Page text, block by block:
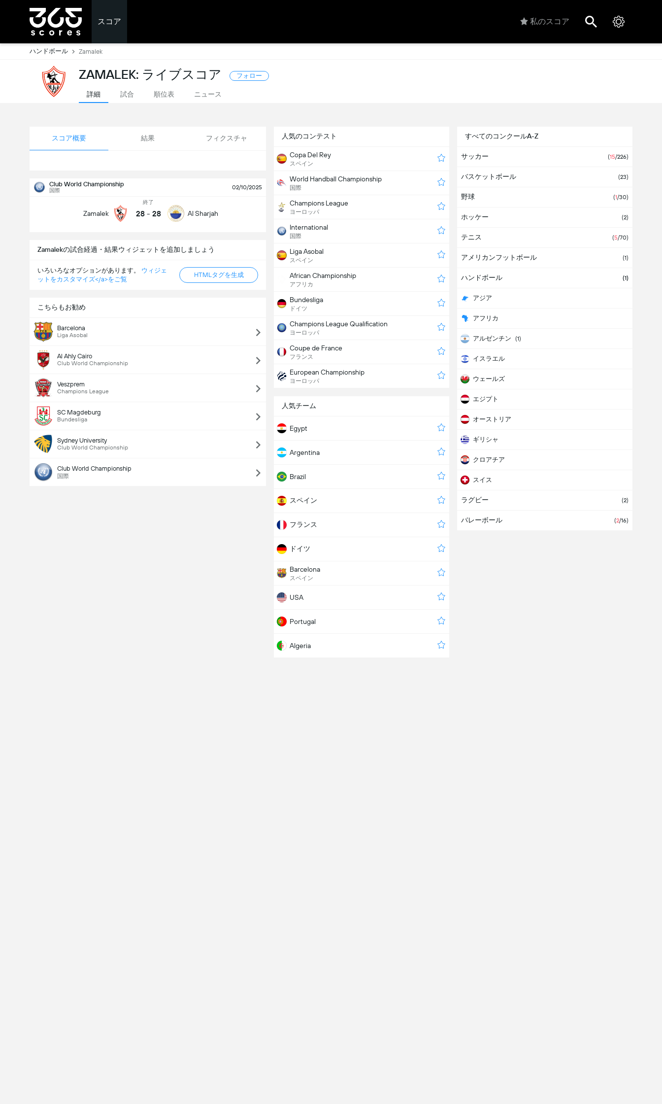
スコア 私のスコア
ハンドボール Zamalek
ZAMALEK: ライブスコア フォロー
詳細 試合 順位表 ニュース
スコア概要 結果 フィクスチャ
Club World Championship
国際 02/10/2025
Zamalek
終了
28 - 28 Al Sharjah
Zamalekの試合経過・結果ウィジェットを追加しましょう
いろいろなオプションがあります。 ウィジェ
ットをカスタマイズ</a>をご覧
HTMLタグを生成
こちらもお勧め
Barcelona
Liga Asobal
Al Ahly Cairo
Club World Championship
Veszprem
Champions League
SC Magdeburg
Bundesliga
Sydney University
Club World Championship
Club World Championship
国際
人気のコンテスト
Copa Del Rey
スペイン
World Handball Championship
国際
Champions League
ヨーロッパ
International
国際
Liga Asobal
スペイン
African Championship
アフリカ
Bundesliga
ドイツ
Champions League Qualification
ヨーロッパ
Coupe de France
フランス
European Championship
ヨーロッパ
すべてのコンクールA-Z
サッカー (15/226)
バスケットボール (23)
野球 (1/30)
ホッケー (2)
テニス (5/70)
アメリカンフットボール (1)
ハンドボール (1)
アジア
アフリカ
アルゼンチン (1)
イスラエル
ウェールズ
エジプト
オーストリア
ギリシャ
クロアチア
スイス
スウェーデン
スペイン
ラグビー (2)
バレーボール (2/16)
人気チーム
Egypt
Argentina
Brazil
スペイン
フランス
ドイツ
Barcelona
スペイン
USA
Portugal
Algeria